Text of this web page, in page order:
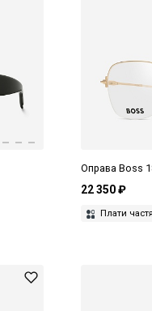
Оправа Boss
22 350 ₽
Плати